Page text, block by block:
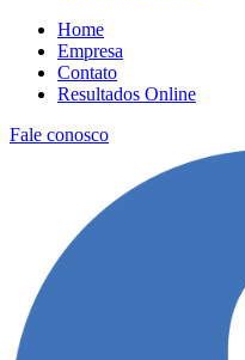
Home
Empresa
Contato
Resultados Online
Fale conosco